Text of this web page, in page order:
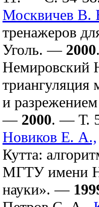
Москвичев В.
тренажеров
Уголь. — 2000
триангуляция
и
— 2000. — Т.
Новиков Е. А.,
Кутта:
МГТУ имени
науки». —